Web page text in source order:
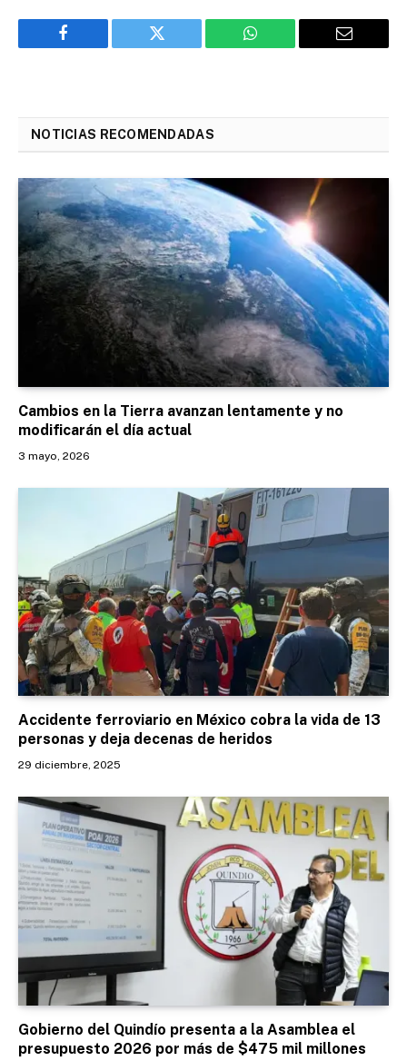
Facebook Twitter WhatsApp Email
NOTICIAS RECOMENDADAS
Cambios en la Tierra avanzan lentamente y no
modificarán el día actual
3 mayo, 2026
Accidente ferroviario en México cobra la vida de 13
personas y deja decenas de heridos
29 diciembre, 2025
Gobierno del Quindío presenta a la Asamblea el
presupuesto 2026 por más de $475 mil millones